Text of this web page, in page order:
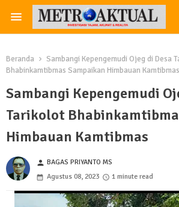
Beranda
Sambangi Kepengemudi Ojeg di Desa
Bhabinkamtibmas Sampaikan Himbauan Kamtibmas
Sambangi Kepengemudi
Tarikolot
Himbauan Kamtibmas
person BAGAS PRIYANTO MS
Agustus 08, 2023
1 minute read